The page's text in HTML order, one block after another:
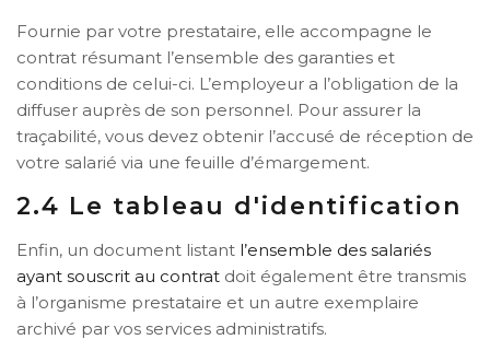
Fournie par votre prestataire, elle accompagne le
contrat résumant l’ensemble des garanties et
conditions de celui-ci. L’employeur a l’obligation de la
diffuser auprès de son personnel. Pour assurer la
traçabilité, vous devez obtenir l’accusé de réception de
votre salarié via une feuille d’émargement.
2.4 Le tableau d'identification
Enfin, un document listant l’ensemble des salariés
ayant souscrit au contrat doit également être transmis
à l’organisme prestataire et un autre exemplaire
archivé par vos services administratifs.